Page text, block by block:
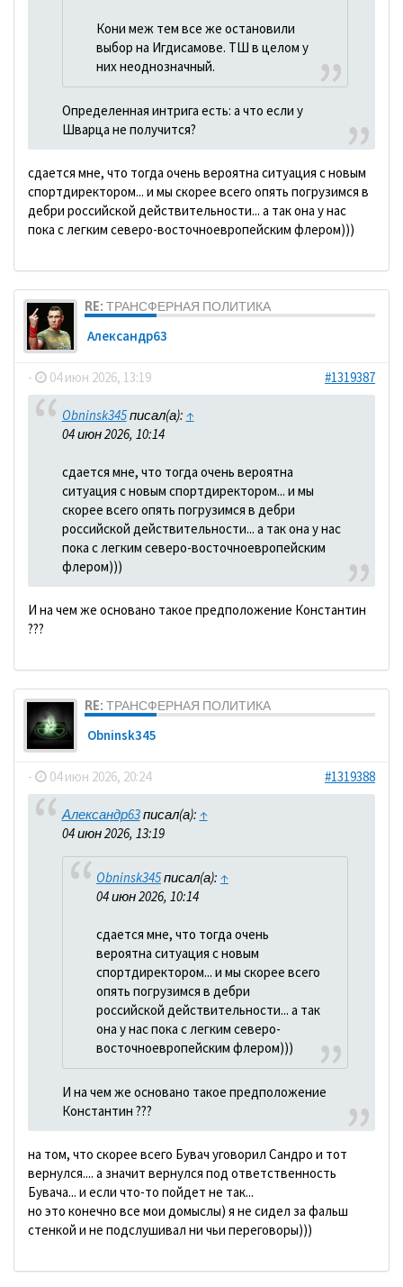
Кони меж тем все же остановили
выбор на Игдисамове. ТШ в целом у
них неоднозначный.
Определенная интрига есть: а что если у
Шварца не получится?
сдается мне, что тогда очень вероятна ситуация с новым
спортдиректором... и мы скорее всего опять погрузимся в
дебри российской действительности... а так она у нас
пока с легким северо-восточноевропейским флером)))
RE: ТРАНСФЕРНАЯ ПОЛИТИКА
Александр63
- 04 июн 2026, 13:19 #1319387
Obninsk345писал(а): ↑
04 июн 2026, 10:14
сдается мне, что тогда очень вероятна
ситуация с новым спортдиректором... и мы
скорее всего опять погрузимся в дебри
российской действительности... а так она у нас
пока с легким северо-восточноевропейским
флером)))
И на чем же основано такое предположение Константин
???
RE: ТРАНСФЕРНАЯ ПОЛИТИКА
Obninsk345
- 04 июн 2026, 20:24 #1319388
Александр63писал(а): ↑
04 июн 2026, 13:19
Obninsk345писал(а): ↑
04 июн 2026, 10:14
сдается мне, что тогда очень
вероятна ситуация с новым
спортдиректором... и мы скорее всего
опять погрузимся в дебри
российской действительности... а так
она у нас пока с легким северо-
восточноевропейским флером)))
И на чем же основано такое предположение
Константин ???
на том, что скорее всего Бувач уговорил Сандро и тот
вернулся.... а значит вернулся под ответственность
Бувача... и если что-то пойдет не так...
но это конечно все мои домыслы) я не сидел за фальш
стенкой и не подслушивал ни чьи переговоры)))